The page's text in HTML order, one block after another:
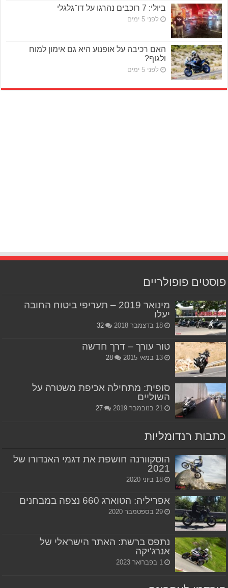
ביולי: 7 רוכבים נהרגו על דו־גלגלי
לפני 5 ימים
האם רכיבה על אופנוע היא גם אימון למוח
ולגוף?
לפני 5 ימים
פוסטים פופולריים
מינואר 2019 – תעריפי ביטוח החובה
יעלו
18 בדצמבר 2018 32
טור עורך – דרך חדשה
13 במאי 2015 28
סופית: מתחילה אכיפת משטרה על
השוליים
21 בנובמבר 2019 27
כתבות רנדומליות
הוסקוורנה חושפת את דגמי האנדורו של
2021
18 ביוני 2020
אפריליה: הטוארג 660 נצפה במבחנים
29 בספטמבר 2020
נתפס ברשת: האתר הישראלי של
אנרג'יקה
1 בפברואר 2023